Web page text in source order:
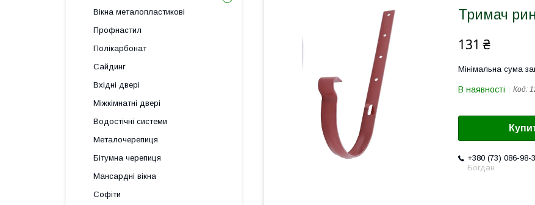
Тримач
131 ₴
Мінімальна сума
В наявності Код:
+380 (73) 086-98-
Богдан
Вікна металопластикові
Профнастил
Полікарбонат
Сайдинг
Вхідні двері
Міжкімнатні двері
Водостічні системи
Металочерепиця
Бітумна черепиця
Мансардні вікна
Софіти